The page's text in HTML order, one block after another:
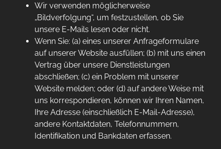
Wir verwenden möglicherweise
„Bildverfolgung“, um festzustellen, ob Sie
unsere E-Mails lesen oder nicht.
Wenn Sie: (a) eines unserer Anfrageformulare
auf unserer Website ausfüllen; (b) mit uns einen
Vertrag über unsere Dienstleistungen
abschließen; (c) ein Problem mit unserer
Website melden; oder (d) auf andere Weise mit
uns korrespondieren, können wir Ihren Namen,
Ihre Adresse (einschließlich E-Mail-Adresse),
andere Kontaktdaten, Telefonnummern,
Identifikation und Bankdaten erfassen.